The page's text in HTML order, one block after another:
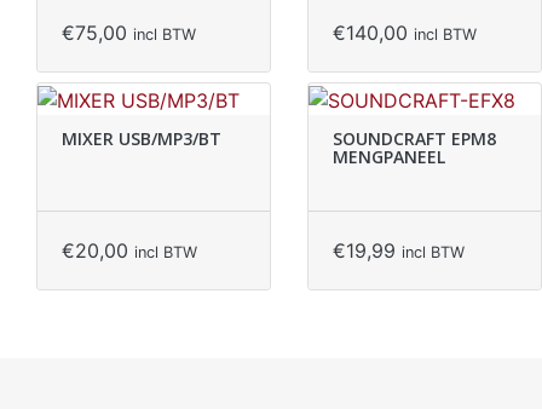
€75,00 incl BTW €140,00 incl BTW
MIXER USB/MP3/BT
€20,00 incl BTW
SOUNDCRAFT EPM8
MENGPANEEL
€19,99 incl BTW